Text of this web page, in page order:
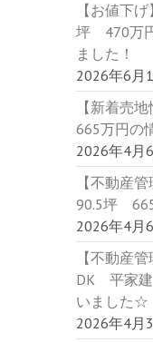
【お値下
坪 470万
ました！
2026年6月
【新着売
665万円の
2026年4月
【不動産
90.5坪
2026年4月
【不動産
DK 平家
いました☆
2026年4月